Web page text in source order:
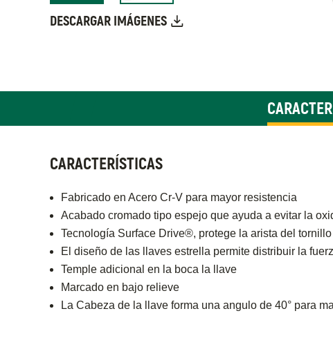
DESCARGAR IMÁGENES
CARACTERÍSTICAS
Fabricado en Acero Cr-V para mayor resistencia
Acabado cromado tipo espejo que ayuda a evitar la
Tecnología Surface Drive®, protege la arista del
El diseño de las llaves estrella permite distribuir la
Temple adicional en la boca la llave
Marcado en bajo relieve
La Cabeza de la llave forma una angulo de 40° para